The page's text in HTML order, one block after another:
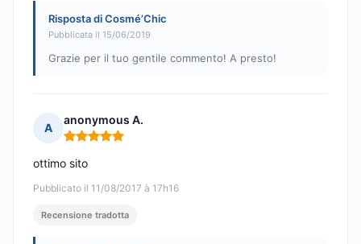
Risposta di Cosmé’Chic
Pubblicata il 15/06/2019
Grazie per il tuo gentile commento! A presto!
A
anonymous A.
Nota: 5 su 5
Pubblicato il 11/08/2017 à 17h16
ottimo sito
Recensione tradotta